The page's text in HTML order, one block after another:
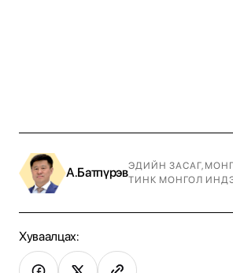
А.БатпүрэвЭДИЙН ЗАСАГ,
ТИНК МОНГОЛ
Хуваалцах: